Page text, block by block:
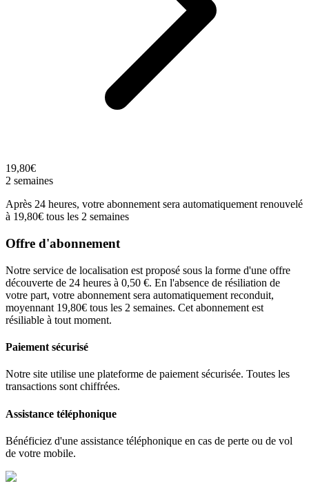
19,80€
2 semaines
Après 24 heures, votre abonnement sera automatiquement renouvelé
à 19,80€ tous les 2 semaines
Offre d'abonnement
Notre service de localisation est proposé sous la forme d'une offre
découverte de 24 heures à 0,50 €. En l'absence de résiliation de
votre part, votre abonnement sera automatiquement reconduit,
moyennant 19,80€ tous les 2 semaines. Cet abonnement est
résiliable à tout moment.
Paiement sécurisé
Notre site utilise une plateforme de paiement sécurisée. Toutes les
transactions sont chiffrées.
Assistance téléphonique
Bénéficiez d'une assistance téléphonique en cas de perte ou de vol
de votre mobile.